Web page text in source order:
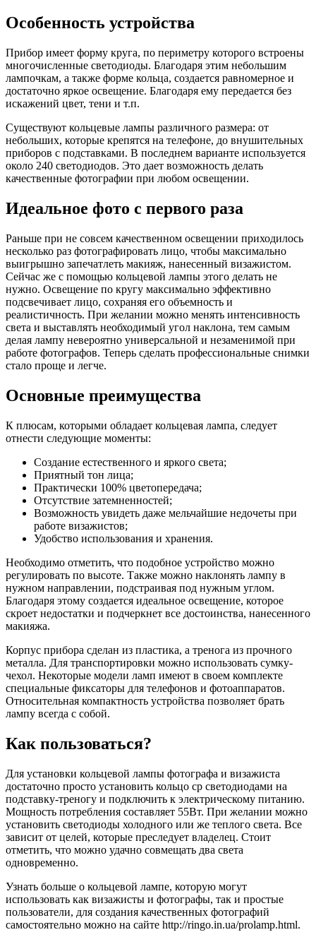
Особенность устройства
Прибор имеет форму круга, по периметру которого встроены
многочисленные светодиоды. Благодаря этим небольшим
лампочкам, а также форме кольца, создается равномерное и
достаточно яркое освещение. Благодаря ему передается без
искажений цвет, тени и т.п.
Существуют кольцевые лампы различного размера: от
небольших, которые крепятся на телефоне, до внушительных
приборов с подставками. В последнем варианте используется
около 240 светодиодов. Это дает возможность делать
качественные фотографии при любом освещении.
Идеальное фото с первого раза
Раньше при не совсем качественном освещении приходилось
несколько раз фотографировать лицо, чтобы максимально
выигрышно запечатлеть макияж, нанесенный визажистом.
Сейчас же с помощью кольцевой лампы этого делать не
нужно. Освещение по кругу максимально эффективно
подсвечивает лицо, сохраняя его объемность и
реалистичность. При желании можно менять интенсивность
света и выставлять необходимый угол наклона, тем самым
делая лампу невероятно универсальной и незаменимой при
работе фотографов. Теперь сделать профессиональные снимки
стало проще и легче.
Основные преимущества
К плюсам, которыми обладает кольцевая лампа, следует
отнести следующие моменты:
Создание естественного и яркого света;
Приятный тон лица;
Практически 100% цветопередача;
Отсутствие затемненностей;
Возможность увидеть даже мельчайшие недочеты при
работе визажистов;
Удобство использования и хранения.
Необходимо отметить, что подобное устройство можно
регулировать по высоте. Также можно наклонять лампу в
нужном направлении, подстраивая под нужным углом.
Благодаря этому создается идеальное освещение, которое
скроет недостатки и подчеркнет все достоинства, нанесенного
макияжа.
Корпус прибора сделан из пластика, а тренога из прочного
металла. Для транспортировки можно использовать сумку-
чехол. Некоторые модели ламп имеют в своем комплекте
специальные фиксаторы для телефонов и фотоаппаратов.
Относительная компактность устройства позволяет брать
лампу всегда с собой.
Как пользоваться?
Для установки кольцевой лампы фотографа и визажиста
достаточно просто установить кольцо ср светодиодами на
подставку-треногу и подключить к электрическому питанию.
Мощность потребления составляет 55Вт. При желании можно
установить светодиоды холодного или же теплого света. Все
зависит от целей, которые преследует владелец. Стоит
отметить, что можно удачно совмещать два света
одновременно.
Узнать больше о кольцевой лампе, которую могут
использовать как визажисты и фотографы, так и простые
пользователи, для создания качественных фотографий
самостоятельно можно на сайте http://ringo.in.ua/prolamp.html.